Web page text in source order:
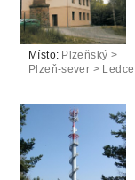
Místo: Plzeňský >
Plzeň-sever > Ledce